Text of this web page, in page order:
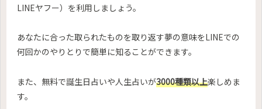
LINEヤフー）を利用しましょう。
あなたに合った取られたものを取り返す夢の意味をLINEでの
何回かのやりとりで簡単に知ることができます。
また、無料で誕生日占いや人生占いが3000種類以上楽しめま
す。